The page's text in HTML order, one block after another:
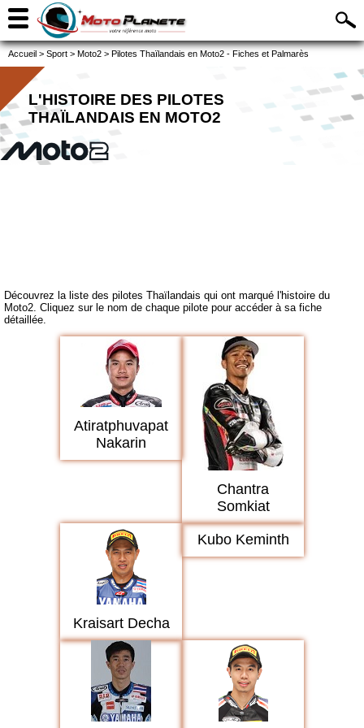
Accueil > Sport > Moto2 > Pilotes Thaïlandais en Moto2 - Fiches et Palmarès
L'HISTOIRE DES PILOTES
THAÏLANDAIS EN MOTO2
Découvrez la liste des pilotes Thaïlandais qui ont marqué l'histoire du
Moto2. Cliquez sur le nom de chaque pilote pour accéder à sa fiche
détaillée.
Atiratphuvapat
Nakarin
Chantra
Somkiat
Kraisart Decha
Kubo Keminth